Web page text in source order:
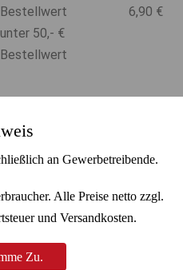
an Gewerbetreibende.
Alle Preise netto zzgl.
und Versandkosten.
Zu.
Bestellwert
unter 50,- €
Bestellwert
6,90 €
von Deutschland